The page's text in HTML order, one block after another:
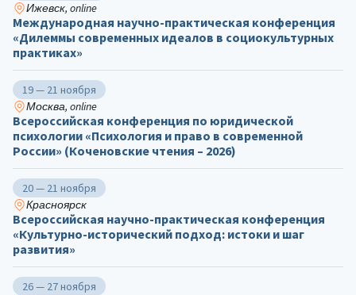
Ижевск, online
Международная научно-практическая конференция
«Дилеммы современных идеалов в социокультурных
практиках»
19 — 21 ноября
Москва, online
Всероссийская конференция по юридической
психологии «Психология и право в современной
России» (Коченовские чтения – 2026)
20 — 21 ноября
Красноярск
Всероссийская научно-практическая конференция
«Культурно-исторический подход: истоки и шаг
развития»
26 — 27 ноября